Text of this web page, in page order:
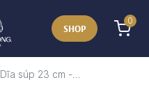
SHOP
0
Dĩa súp 23 cm -...